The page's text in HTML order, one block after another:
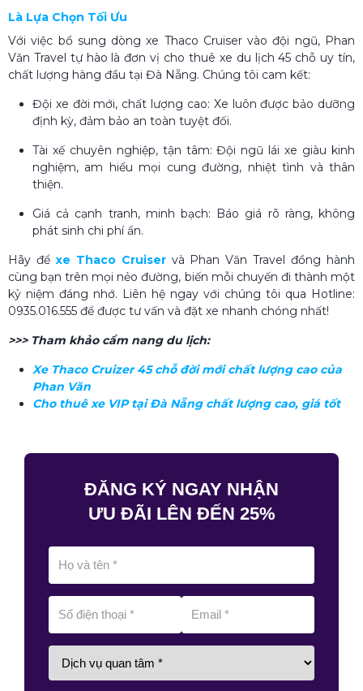
Là Lựa Chọn Tối Ưu
Với việc bổ sung dòng xe Thaco Cruiser vào đội ngũ, Phan
Văn Travel tự hào là đơn vị cho thuê xe du lịch 45 chỗ uy tín,
chất lượng hàng đầu tại Đà Nẵng. Chúng tôi cam kết:
Đội xe đời mới, chất lượng cao: Xe luôn được bảo dưỡng
định kỳ, đảm bảo an toàn tuyệt đối.
Tài xế chuyên nghiệp, tận tâm: Đội ngũ lái xe giàu kinh
nghiệm, am hiểu mọi cung đường, nhiệt tình và thân
thiện.
Giá cả cạnh tranh, minh bạch: Báo giá rõ ràng, không
phát sinh chi phí ẩn.
Hãy để xe Thaco Cruiser và Phan Văn Travel đồng hành
cùng bạn trên mọi nẻo đường, biến mỗi chuyến đi thành một
kỷ niệm đáng nhớ. Liên hệ ngay với chúng tôi qua Hotline:
0935.016.555 để được tư vấn và đặt xe nhanh chóng nhất!
>>> Tham khảo cẩm nang du lịch:
Xe Thaco Cruizer 45 chỗ đời mới chất lượng cao của
Phan Văn
Cho thuê xe VIP tại Đà Nẵng chất lượng cao, giá tốt
ĐĂNG KÝ NGAY NHẬN
ƯU ĐÃI LÊN ĐẾN 25%